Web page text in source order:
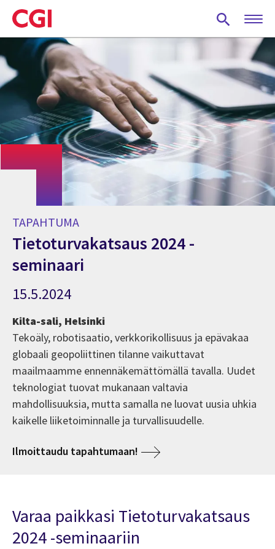
Skip
to
main
content
TAPAHTUMA
Tietoturvakatsaus 2024 -
seminaari
15.5.2024
Kilta-sali, Helsinki
Tekoäly, robotisaatio, verkkorikollisuus ja epävakaa
globaali geopoliittinen tilanne vaikuttavat
maailmaamme ennennäkemättömällä tavalla. Uudet
teknologiat tuovat mukanaan valtavia
mahdollisuuksia, mutta samalla ne luovat uusia uhkia
kaikelle liiketoiminnalle ja turvallisuudelle.
Ilmoittaudu tapahtumaan!
Varaa paikkasi Tietoturvakatsaus
2024 -seminaariin